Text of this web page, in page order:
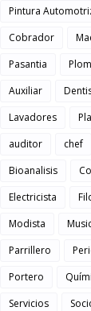
Pintura
Cobrador
Pasantia
Auxiliar
Lavadores
auditor
chef
Bioanalisis
Electricista
Modista
Parrillero
Portero
Servicios